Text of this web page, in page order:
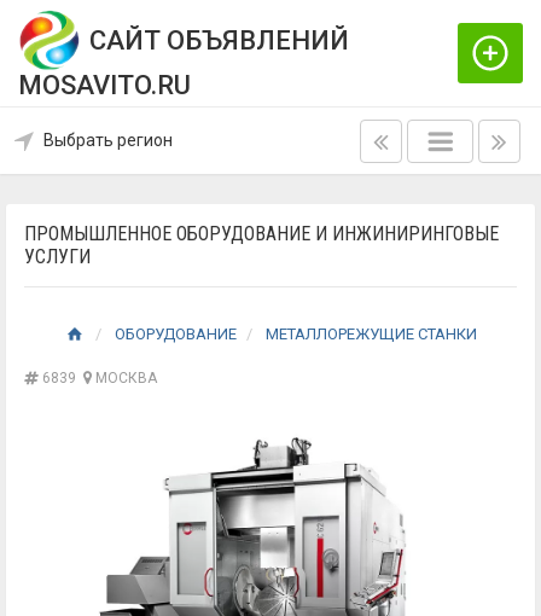
САЙТ ОБЪЯВЛЕНИЙ
MOSAVITO.RU
Выбрать регион
ПРОМЫШЛЕННОЕ ОБОРУДОВАНИЕ И ИНЖИНИРИНГОВЫЕ
УСЛУГИ
ОБОРУДОВАНИЕ МЕТАЛЛОРЕЖУЩИЕ СТАНКИ
6839 МОСКВА